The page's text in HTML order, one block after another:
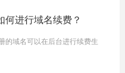
何进行域名续费？
的域名可以在后台进行续费生